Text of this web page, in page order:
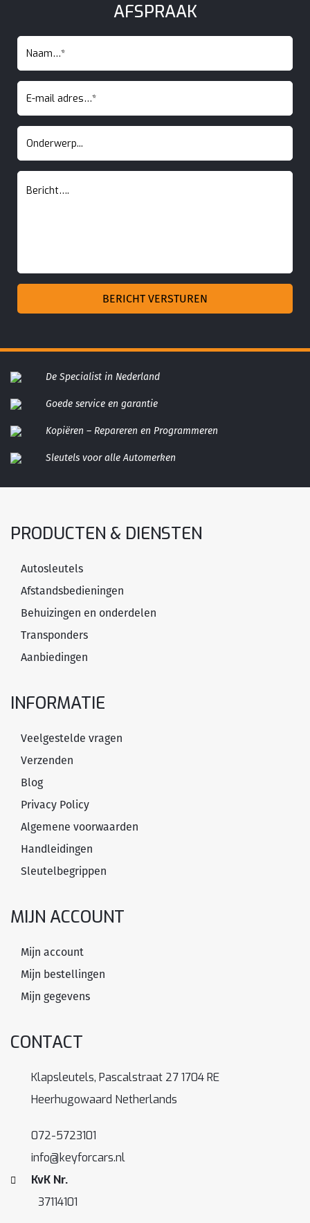
AFSPRAAK
De Specialist in Nederland
Goede service en garantie
Kopiëren – Repareren en Programmeren
Sleutels voor alle Automerken
PRODUCTEN & DIENSTEN
Autosleutels
Afstandsbedieningen
Behuizingen en onderdelen
Transponders
Aanbiedingen
INFORMATIE
Veelgestelde vragen
Verzenden
Blog
Privacy Policy
Algemene voorwaarden
Handleidingen
Sleutelbegrippen
MIJN ACCOUNT
Mijn account
Mijn bestellingen
Mijn gegevens
CONTACT
Klapsleutels, Pascalstraat 27 1704 RE
Heerhugowaard Netherlands
072-5723101
info@keyforcars.nl
KvK Nr.
37114101